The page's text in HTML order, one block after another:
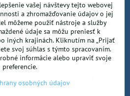
a sortiment pre deti
vašej návštevy tejto webovej
a zhromažďovanie údajov o jej
môžeme použiť nástroje a služby
údaje sa môžu preniesť k
iných krajinách. Kliknutím na „Prijať
svoj súhlas s týmto spracovaním.
informácie alebo upraviť svoje
preferencie.
osobných údajov